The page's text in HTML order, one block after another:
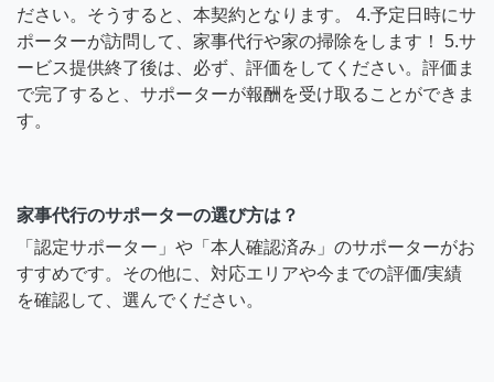
ださい。そうすると、本契約となります。 4.予定日時にサ
ポーターが訪問して、家事代行や家の掃除をします！ 5.サ
ービス提供終了後は、必ず、評価をしてください。評価ま
で完了すると、サポーターが報酬を受け取ることができま
す。
家事代行のサポーターの選び方は？
「認定サポーター」や「本人確認済み」のサポーターがお
すすめです。その他に、対応エリアや今までの評価/実績
を確認して、選んでください。